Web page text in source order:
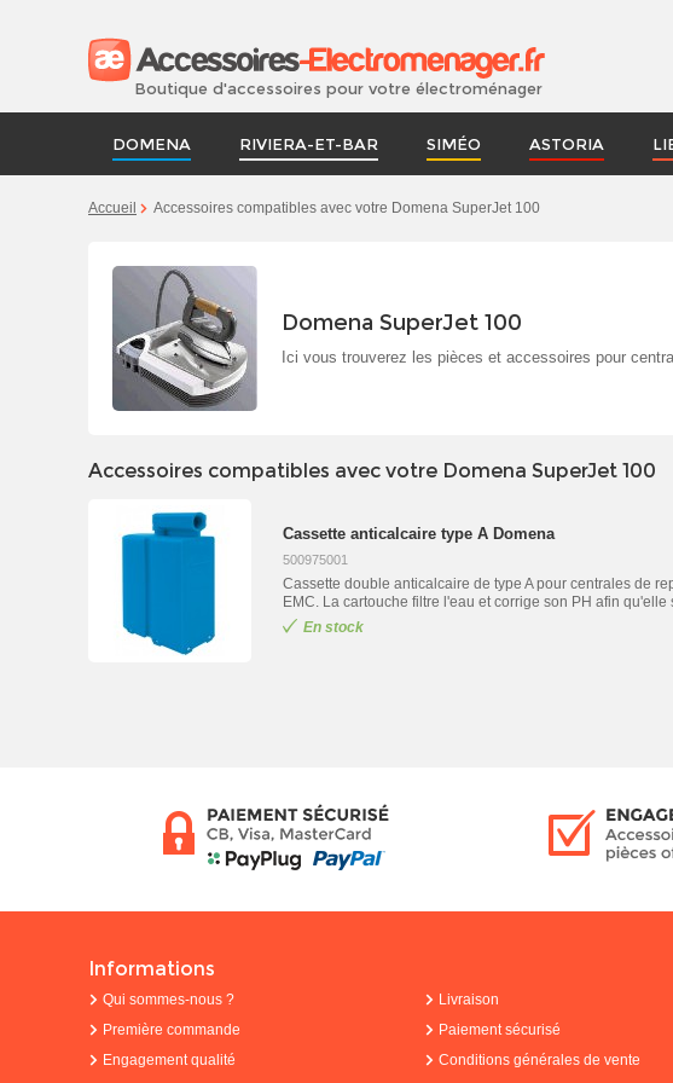
Boutique d'accessoires pour votre électroménager
DOMENA RIVIERA-ET-BAR SIMÉO ASTORIA
Accueil Accessoires compatibles avec votre Domena SuperJet 100
Domena SuperJet 100
Ici vous trouverez les pièces et accessoires pour
Accessoires compatibles avec votre Domena SuperJet 100
Cassette anticalcaire type A Domena
500975001
Cassette double anticalcaire de type A pour centrales de
EMC. La cartouche filtre l'eau et corrige son PH afin
En stock
Informations
Qui sommes-nous ? Livraison
Première commande
Paiement sécurisé
Engagement qualité
Conditions générales de vente